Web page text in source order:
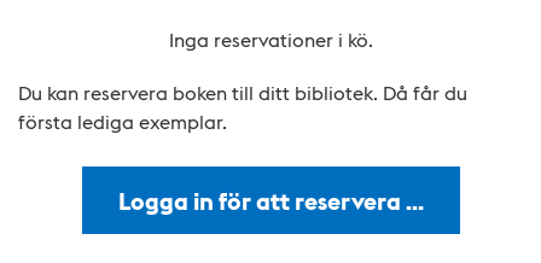
Inga reservationer i kö.
Du kan reservera boken till ditt bibliotek. Då får du
första lediga exemplar.
Logga in för att reservera …